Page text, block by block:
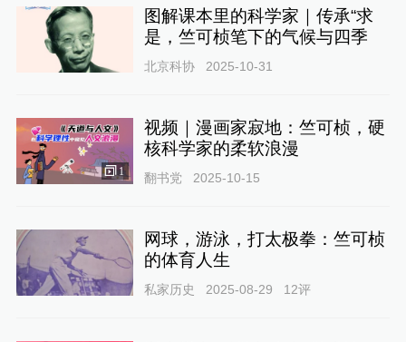
图解课本里的科学家｜传承“求
是，竺可桢笔下的气候与四季
北京科协 2025-10-31
1
视频｜漫画家寂地：竺可桢，硬
核科学家的柔软浪漫
翻书党 2025-10-15
网球，游泳，打太极拳：竺可桢
的体育人生
私家历史 2025-08-29 12评